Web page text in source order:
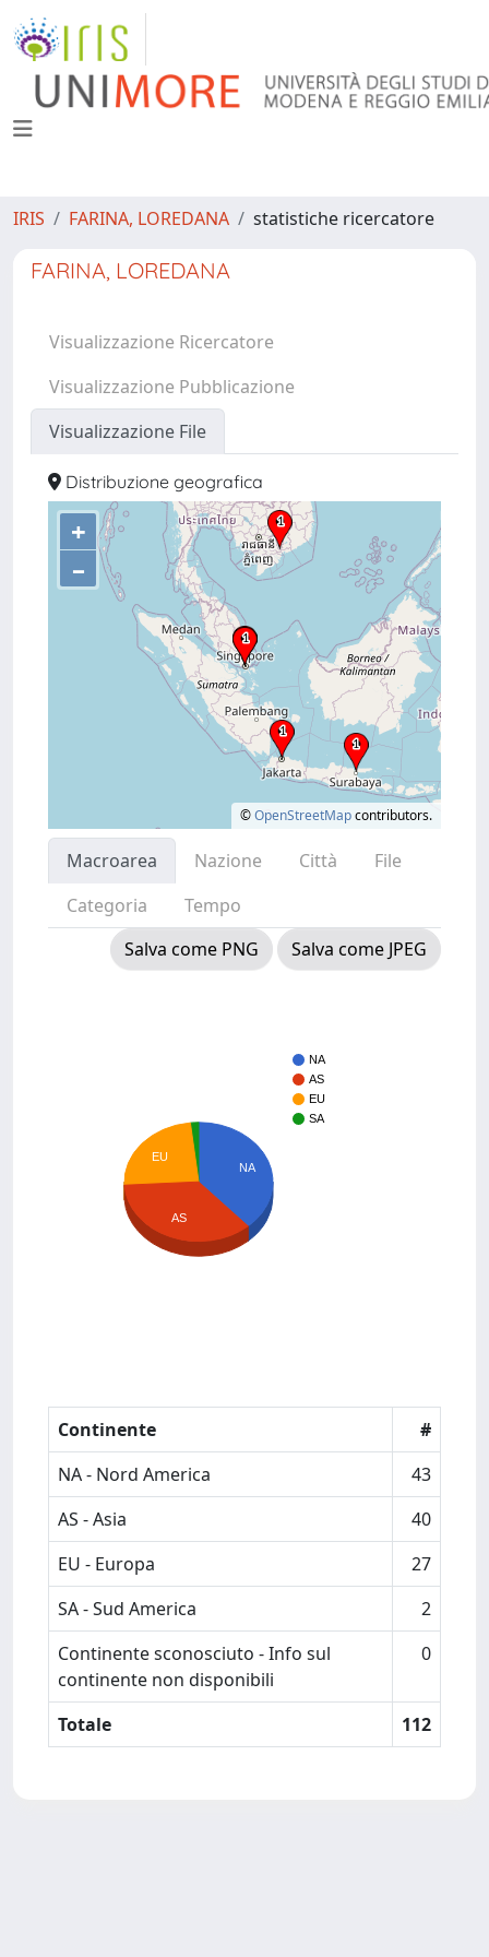
IRIS FARINA, LOREDANA statistiche ricercatore
FARINA, LOREDANA
Visualizzazione Ricercatore
Visualizzazione Pubblicazione
Visualizzazione File
Distribuzione geografica
+
–
©OpenStreetMapcontributors.
Macroarea Nazione Città
File
Categoria
Tempo
Salva come PNG
Salva come JPEG
NA
AS
EU
SA
NA
EU
AS
Continente
#
NA - Nord America
43
AS - Asia
40
EU - Europa
27
SA - Sud America
2
Continente sconosciuto - Info sul
continente non disponibili
0
Totale 112